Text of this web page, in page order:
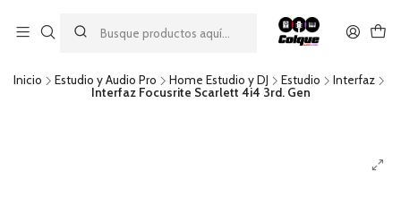
descuento por pago con transferencia bancaria
por una compra mínima de $49.990. Este descuento no es
acumulable a otras promociones ni aplicable a gastos de envío.
Inicio Estudio y Audio Pro Home Estudio y DJ Estudio
Interfaz
Interfaz Focusrite Scarlett 4i4 3rd. Gen